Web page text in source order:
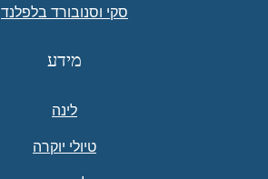
סקי וסנובורד בלפלנד
מידע
לינה
טיולי יוקרה